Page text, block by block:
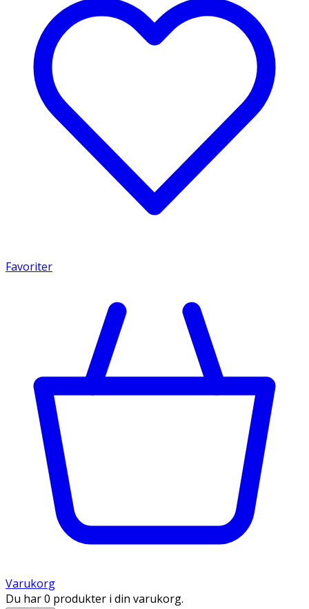
Favoriter
Varukorg
Du har 0 produkter i din varukorg.